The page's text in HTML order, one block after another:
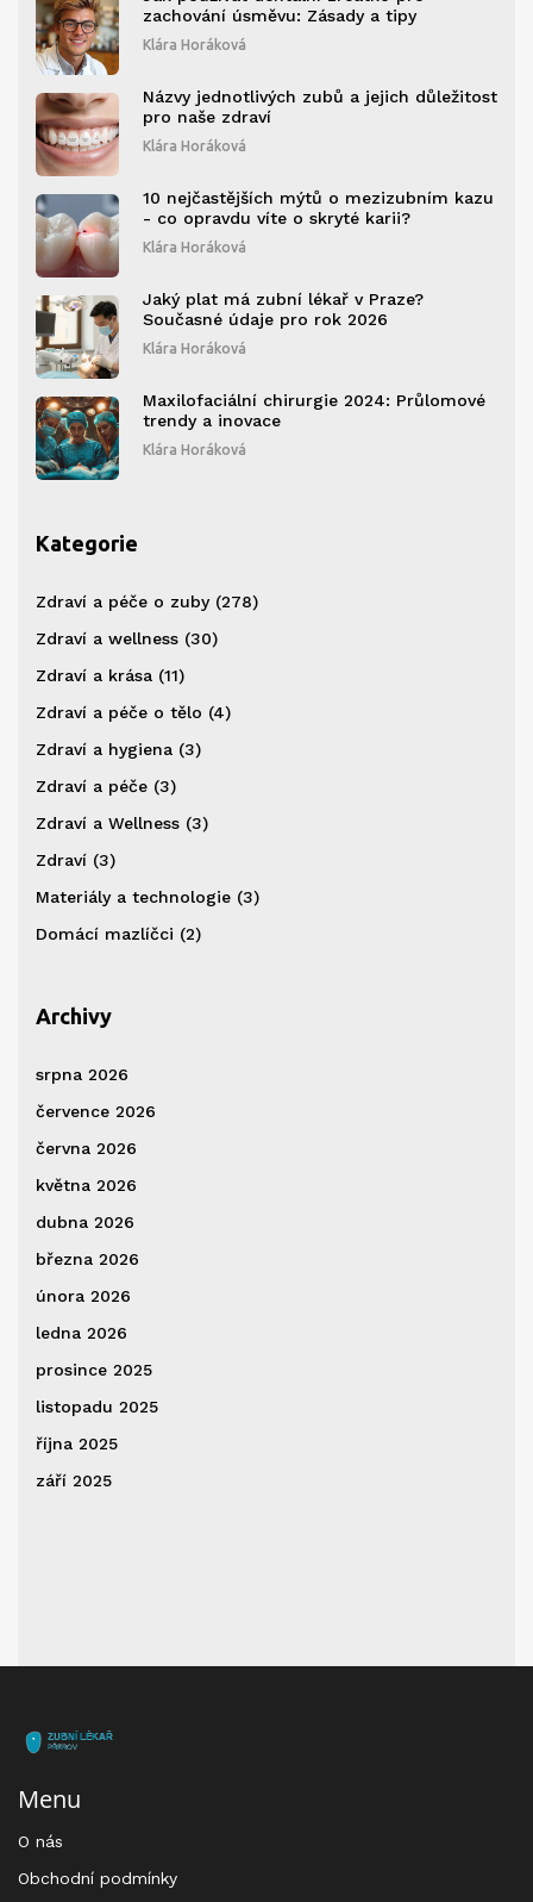
zachování úsměvu: Zásady a tipy
Klára Horáková
Názvy jednotlivých zubů a jejich důležitost
pro naše zdraví
Klára Horáková
10 nejčastějších mýtů o mezizubním kazu
- co opravdu víte o skryté karii?
Klára Horáková
Jaký plat má zubní lékař v Praze?
Současné údaje pro rok 2026
Klára Horáková
Maxilofaciální chirurgie 2024: Průlomové
trendy a inovace
Klára Horáková
Kategorie
Zdraví a péče o zuby (278)
Zdraví a wellness (30)
Zdraví a krása (11)
Zdraví a péče o tělo (4)
Zdraví a hygiena (3)
Zdraví a péče (3)
Zdraví a Wellness (3)
Zdraví (3)
Materiály a technologie (3)
Domácí mazlíčci (2)
Archivy
srpna 2026
července 2026
června 2026
května 2026
dubna 2026
března 2026
února 2026
ledna 2026
prosince 2025
listopadu 2025
října 2025
září 2025
Menu
O nás
Obchodní podmínky